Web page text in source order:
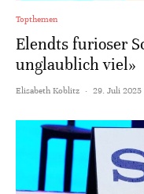
Topthemen
Elendts furioser
unglaublich viel»
Elisabeth Koblitz · 29. Juli 2025